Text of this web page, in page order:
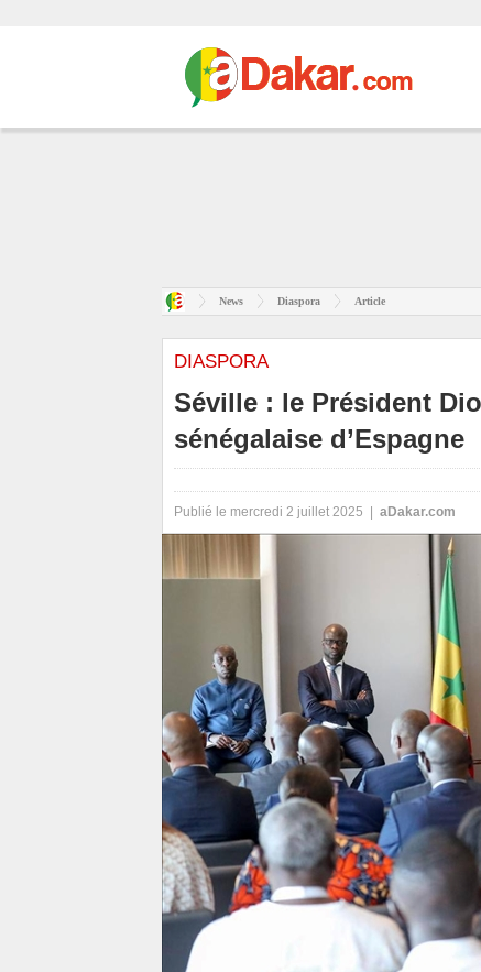
News Diaspora Article
DIASPORA
Séville : le Président
sénégalaise d’Espagne
Publié le mercredi 2 juillet 2025 | aDakar.com